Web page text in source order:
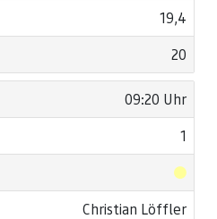
19,4
20
09:20 Uhr
1
Christian Löffler